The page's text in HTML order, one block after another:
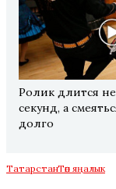
Ролик длится
секунд, а
долго
ТатарстанТөп яңалык